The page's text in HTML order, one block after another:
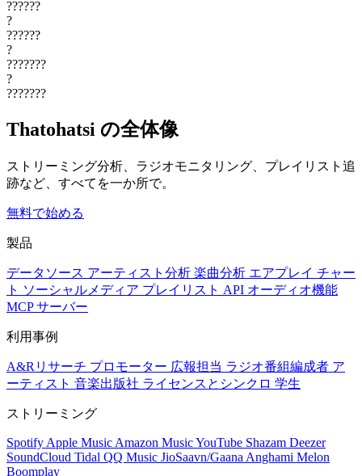
??????
?
??????
?
???????
?
???????
Thatohatsi の全体像
ストリーミング分析、ラジオモニタリング、プレイリスト追
跡など、すべてを一か所で。
無料で始める
製品
データソース アーティスト分析 楽曲分析 エアプレイ チャー
ト ソーシャルメディア プレイリスト API オーディオ機能
MCP サーバー
利用事例
A&Rリサーチ プロモーター 広報担当 ラジオ番組編成者 ア
ーティスト 音楽出版社 ライセンスとシンクロ 学生
ストリーミング
Spotify Apple Music Amazon MusicYouTube Shazam Deezer
SoundCloud Tidal QQ Music JioSaavn/Gaana Anghami Melon
Boomplay